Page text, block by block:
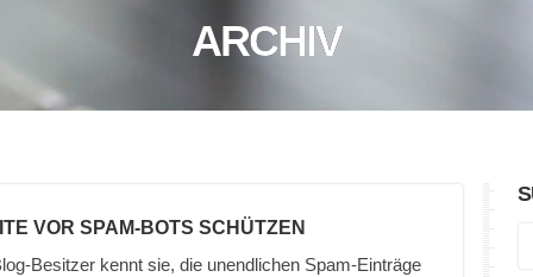
ARCHIV
VOR SPAM-BOTS SCHÜTZEN
Besitzer kennt sie, die unendlichen Spam-Einträge